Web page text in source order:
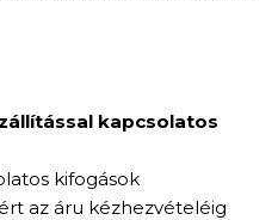
kapcsolatos
kifogások
az áru kézhezvételéig